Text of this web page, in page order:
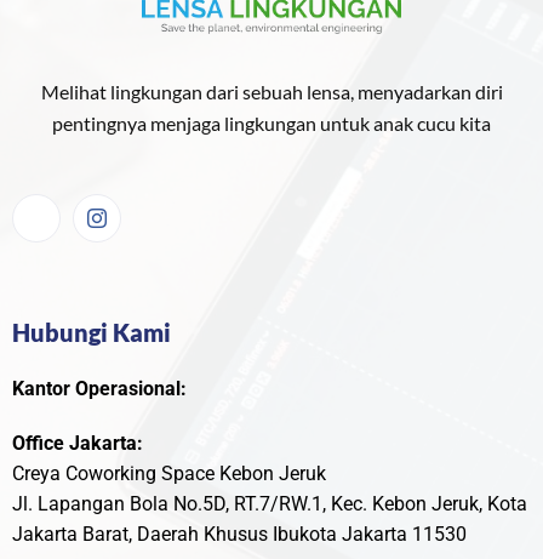
Melihat lingkungan dari sebuah lensa, menyadarkan diri
pentingnya menjaga lingkungan untuk anak cucu kita
Hubungi Kami
Kantor Operasional:
Office Jakarta:
Creya Coworking Space Kebon Jeruk
Jl. Lapangan Bola No.5D, RT.7/RW.1, Kec. Kebon Jeruk, Kota
Jakarta Barat, Daerah Khusus Ibukota Jakarta 11530